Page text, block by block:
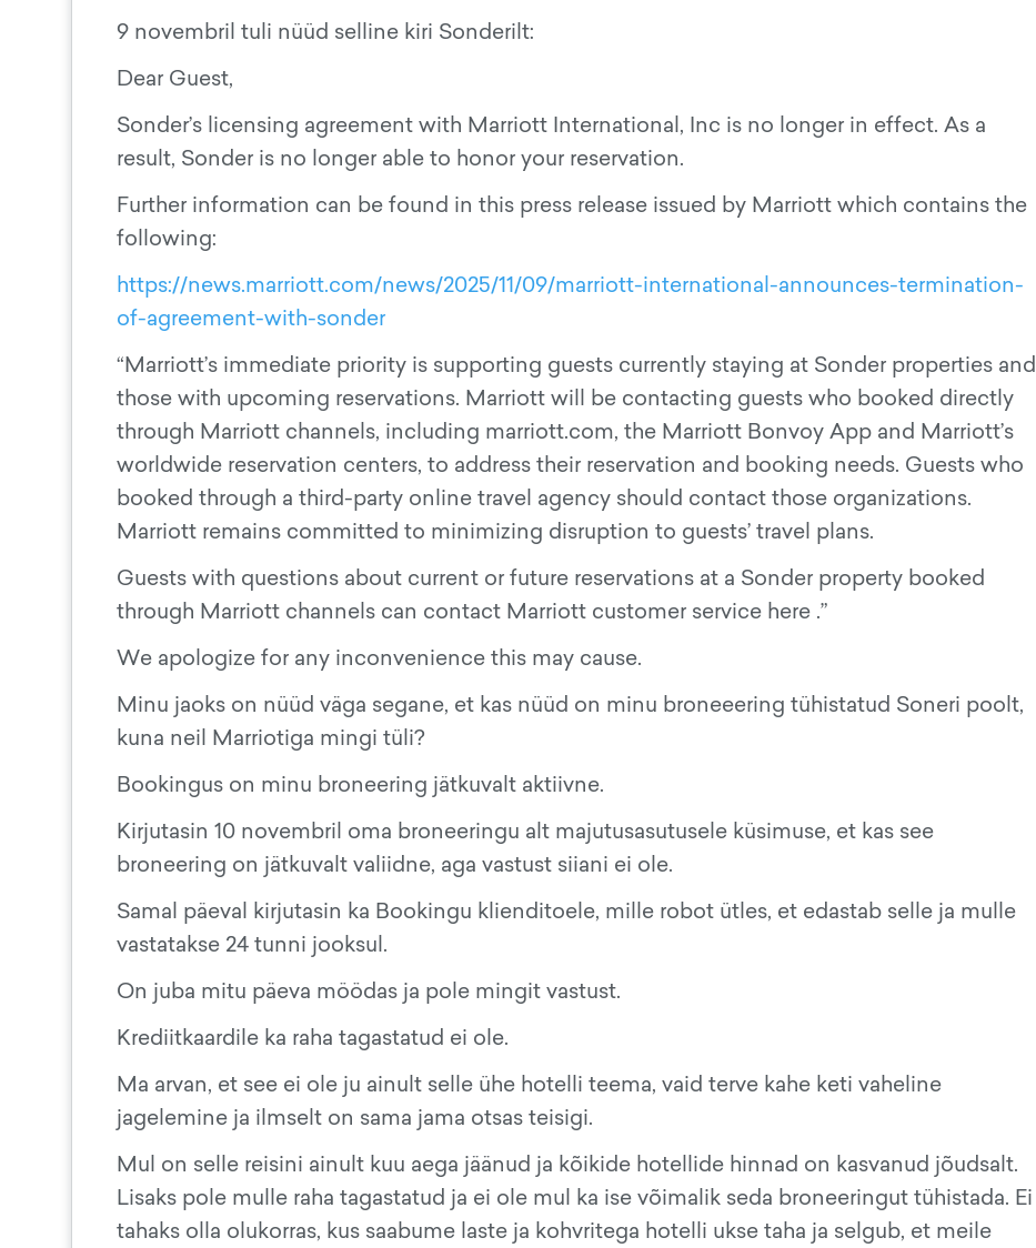
9 novembril tuli nüüd selline kiri Sonderilt:
Dear Guest,
Sonder’s licensing agreement with Marriott International, Inc is no longer in effect. As a
result, Sonder is no longer able to honor your reservation.
Further information can be found in this press release issued by Marriott which contains the
following:
https://news.marriott.com/news/2025/11/09/marriott-international-announces-termination-
of-agreement-with-sonder
“Marriott’s immediate priority is supporting guests currently staying at Sonder properties and
those with upcoming reservations. Marriott will be contacting guests who booked directly
through Marriott channels, including marriott.com, the Marriott Bonvoy App and Marriott’s
worldwide reservation centers, to address their reservation and booking needs. Guests who
booked through a third-party online travel agency should contact those organizations.
Marriott remains committed to minimizing disruption to guests’ travel plans.
Guests with questions about current or future reservations at a Sonder property booked
through Marriott channels can contact Marriott customer service here .”
We apologize for any inconvenience this may cause.
Minu jaoks on nüüd väga segane, et kas nüüd on minu broneeering tühistatud Soneri poolt,
kuna neil Marriotiga mingi tüli?
Bookingus on minu broneering jätkuvalt aktiivne.
Kirjutasin 10 novembril oma broneeringu alt majutusasutusele küsimuse, et kas see
broneering on jätkuvalt valiidne, aga vastust siiani ei ole.
Samal päeval kirjutasin ka Bookingu klienditoele, mille robot ütles, et edastab selle ja mulle
vastatakse 24 tunni jooksul.
On juba mitu päeva möödas ja pole mingit vastust.
Krediitkaardile ka raha tagastatud ei ole.
Ma arvan, et see ei ole ju ainult selle ühe hotelli teema, vaid terve kahe keti vaheline
jagelemine ja ilmselt on sama jama otsas teisigi.
Mul on selle reisini ainult kuu aega jäänud ja kõikide hotellide hinnad on kasvanud jõudsalt.
Lisaks pole mulle raha tagastatud ja ei ole mul ka ise võimalik seda broneeringut tühistada. Ei
tahaks olla olukorras, kus saabume laste ja kohvritega hotelli ukse taha ja selgub, et meile